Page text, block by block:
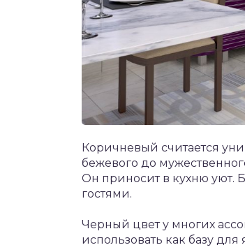
Коричневый считается
бежевого до
Он приносит в кухню уют.
гостями.
Черный цвет у многих
использовать как базу